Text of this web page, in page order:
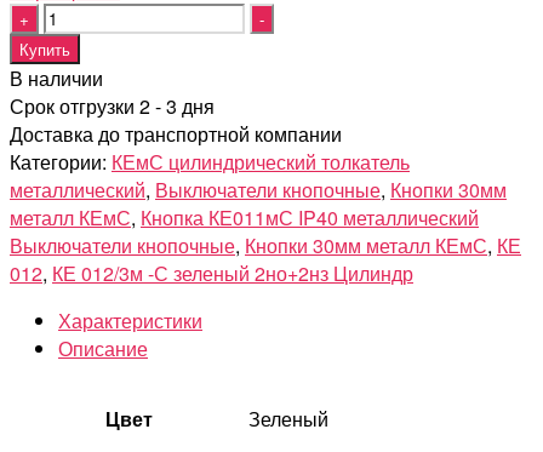
Quantity
Купить
В наличии
Срок отгрузки 2 - 3 дня
Доставка до транспортной компании
Категории: КЕмС цилиндрический толкатель
металлический, Выключатели кнопочные, Кнопки 30мм
металл КЕмС, Кнопка КЕ011мС IP40 металлический
Выключатели кнопочные, Кнопки 30мм металл КЕмС, КЕ
012, КЕ 012/3м -С зеленый 2но+2нз Цилиндр
Характеристики
Описание
Цвет Зеленый